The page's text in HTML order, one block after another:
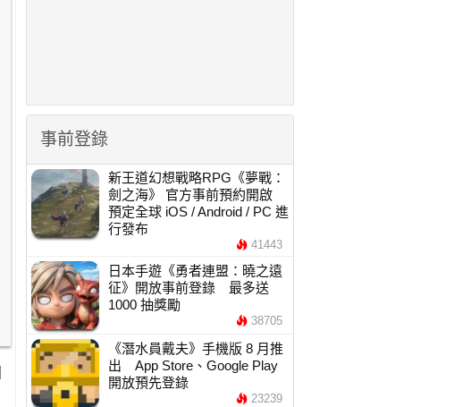
事前登錄
新王道幻想戰略RPG《夢戰：
劍之海》 官方事前預約開啟
預定全球 iOS / Android / PC 進
行發布
41443
日本手遊《勇者連盟：曉之遠
征》開放事前登錄 最多送
1000 抽獎勵
38705
《潛水員戴夫》手機版 8 月推
出 App Store、Google Play
開放預先登錄
23239